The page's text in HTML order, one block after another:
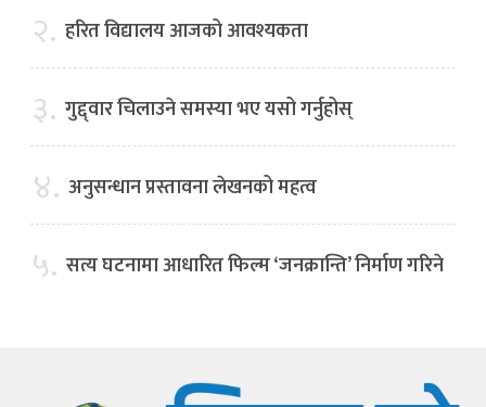
२. हरित विद्यालय आजको आवश्यकता
३. गुद्द्वार चिलाउने समस्या भए यसो गर्नुहोस्
४. अनुसन्धान प्रस्तावना लेखनको महत्व
५. सत्य घटनामा आधारित फिल्म ‘जनक्रान्ति’ निर्माण गरिने